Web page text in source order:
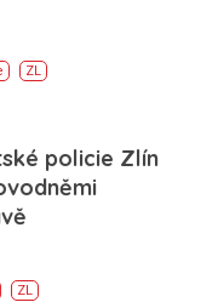
ZL
policie Zlín
ZL